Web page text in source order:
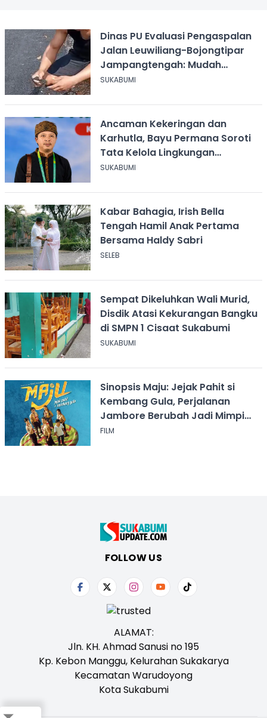
Dinas PU Evaluasi Pengaspalan
Jalan Leuwiliang-Bojongtipar
Jampangtengah: Mudah
Mengelupas
SUKABUMI
Ancaman Kekeringan dan
Karhutla, Bayu Permana Soroti
Tata Kelola Lingkungan
Sukabumi
SUKABUMI
Kabar Bahagia, Irish Bella
Tengah Hamil Anak Pertama
Bersama Haldy Sabri
SELEB
Sempat Dikeluhkan Wali Murid,
Disdik Atasi Kekurangan Bangku
di SMPN 1 Cisaat Sukabumi
SUKABUMI
Sinopsis Maju: Jejak Pahit si
Kembang Gula, Perjalanan
Jambore Berubah Jadi Mimpi
Buruk
FILM
FOLLOW US
ALAMAT:
Jln. KH. Ahmad Sanusi no 195
Kp. Kebon Manggu, Kelurahan Sukakarya
Kecamatan Warudoyong
Kota Sukabumi